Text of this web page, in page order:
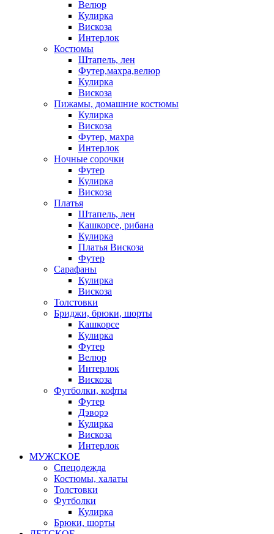
Велюр
Кулирка
Вискоза
Интерлок
Костюмы
Штапель, лен
Футер,махра,велюр
Кулирка
Вискоза
Пижамы, домашние костюмы
Кулирка
Вискоза
Футер, махра
Интерлок
Ночные сорочки
Футер
Кулирка
Вискоза
Платья
Штапель, лен
Кашкорсе, рибана
Кулирка
Платья Вискоза
Футер
Сарафаны
Кулирка
Вискоза
Толстовки
Бриджи, брюки, шорты
Кашкорсе
Кулирка
Футер
Велюр
Интерлок
Вискоза
Футболки, кофты
Футер
Дэворэ
Кулирка
Вискоза
Интерлок
МУЖСКОЕ
Спецодежда
Костюмы, халаты
Толстовки
Футболки
Кулирка
Брюки, шорты